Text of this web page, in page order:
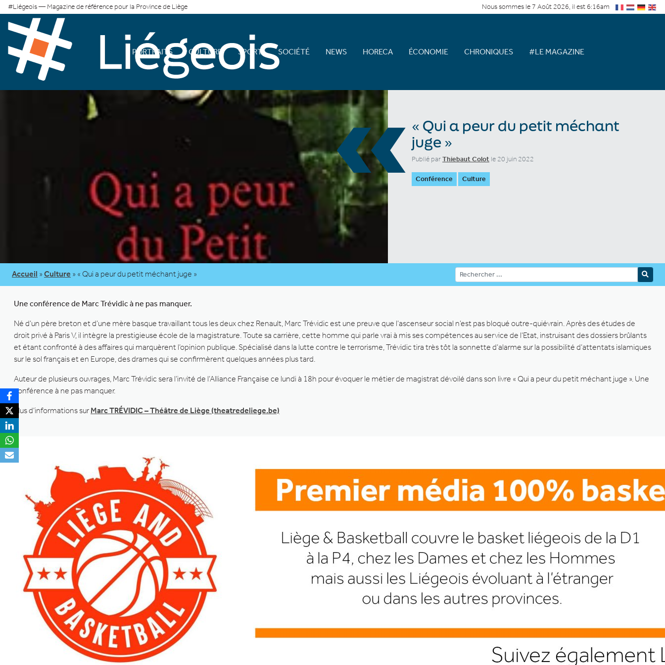
#Liégeois — Magazine de référence pour la Province de Liège Nous sommes le 7 Août 2026, il est 6:16am
PORTRAITS CULTURE SPORT SOCIÉTÉ NEWS HORECA ÉCONOMIE CHRONIQUES #LE MAGAZINE
«« Qui a peur du petit méchant
juge »
Publié parThiebaut Colot le 20 juin 2022
Conférence Culture
Accueil » Culture » « Qui a peur du petit méchant juge »
Une conférence de Marc Trévidic à ne pas manquer.
Né d’un père breton et d’une mère basque travaillant tous les deux chez Renault, Marc Trévidic est une preuve que l’ascenseur social n’est pas bloqué outre-quiévrain. Après des études de
droit privé à Paris V, il intègre la prestigieuse école de la magistrature. Toute sa carrière, cette homme qui parle vrai à mis ses compétences au service de l’Etat, instruisant des dossiers brûlants
et étant confronté à des affaires qui marquèrent l’opinion publique. Spécialisé dans la lutte contre le terrorisme, Trévidic tira très tôt la sonnette d’alarme sur la possibilité d’attentats islamiques
sur le sol français et en Europe, des drames qui se confirmèrent quelques années plus tard.
Auteur de plusieurs ouvrages, Marc Trévidic sera l’invité de l’Alliance Française ce lundi à 18h pour évoquer le métier de magistrat dévoilé dans son livre « Qui a peur du petit méchant juge ». Une
conférence à ne pas manquer.
Plus d’informations sur Marc TRÉVIDIC – Théâtre de Liège (theatredeliege.be)